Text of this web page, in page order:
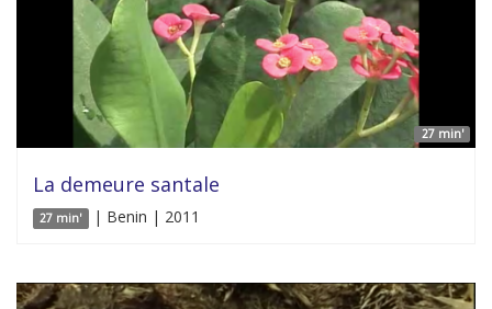
27 min'
La demeure santale
27 min' | Benin | 2011